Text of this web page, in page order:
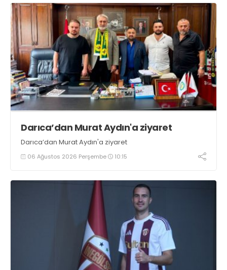
Darıca’dan Murat Aydın'a ziyaret
Darıca’dan Murat Aydın'a ziyaret
06 Ağustos 2026 Perşembe 10:15